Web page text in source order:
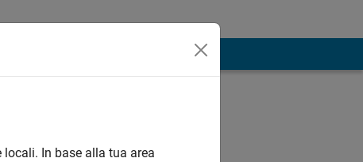
In base alla tua area